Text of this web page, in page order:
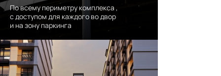
По всему периметру комплекса ,
с доступом для каждого во двор
и на зону паркинга